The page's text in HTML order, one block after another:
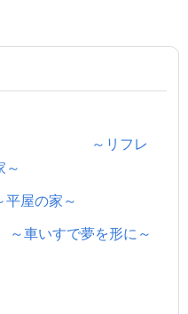
フレ
～
屋の家～
車いすで夢を形に～
）